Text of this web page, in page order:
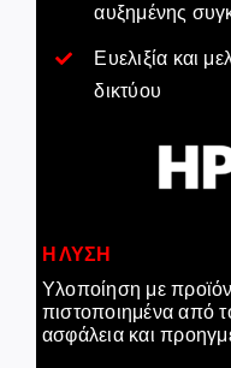
αυξημένης
Ευελιξία και
δικτύου
Η ΛΥΣΗ
Υλοποίηση με
πιστοποιημένα από
ασφάλεια και